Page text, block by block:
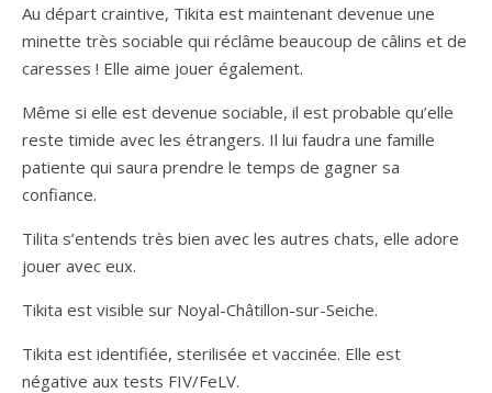
Au départ craintive, Tikita est maintenant devenue une
minette très sociable qui réclâme beaucoup de câlins et de
caresses ! Elle aime jouer également.
Même si elle est devenue sociable, il est probable qu’elle
reste timide avec les étrangers. Il lui faudra une famille
patiente qui saura prendre le temps de gagner sa
confiance.
Tilita s’entends très bien avec les autres chats, elle adore
jouer avec eux.
Tikita est visible sur Noyal-Châtillon-sur-Seiche.
Tikita est identifiée, sterilisée et vaccinée. Elle est
négative aux tests FIV/FeLV.